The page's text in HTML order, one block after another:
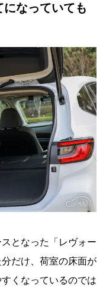
なっていても
となった「レヴォー
だけ、荷室の床面が
くなっているのでは